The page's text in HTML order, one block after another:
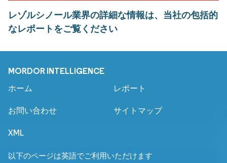
レゾルシノール業界の詳細な情報は、当社の包括的
なレポートをご覧ください
MORDOR INTELLIGENCE
ホーム レポート
お問い合わせ サイトマップ
XML
以下のページは英語でご利用いただけます